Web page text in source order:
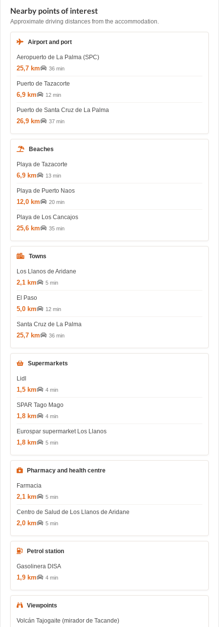
Nearby points of interest
Approximate driving distances from the accommodation.
Airport and port
Aeropuerto de La Palma (SPC)
25,7 km 36 min
Puerto de Tazacorte
6,9 km 12 min
Puerto de Santa Cruz de La Palma
26,9 km 37 min
Beaches
Playa de Tazacorte
6,9 km 13 min
Playa de Puerto Naos
12,0 km 20 min
Playa de Los Cancajos
25,6 km 35 min
Towns
Los Llanos de Aridane
2,1 km 5 min
El Paso
5,0 km 12 min
Santa Cruz de La Palma
25,7 km 36 min
Supermarkets
Lidl
1,5 km 4 min
SPAR Tago Mago
1,8 km 4 min
Eurospar supermarket Los Llanos
1,8 km 5 min
Pharmacy and health centre
Farmacia
2,1 km 5 min
Centro de Salud de Los Llanos de Aridane
2,0 km 5 min
Petrol station
Gasolinera DISA
1,9 km 4 min
Viewpoints
Volcán Tajogaite (mirador de Tacande)